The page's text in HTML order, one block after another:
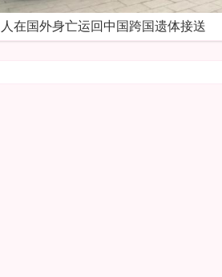
人在国外身亡运回中国跨国遗体接送